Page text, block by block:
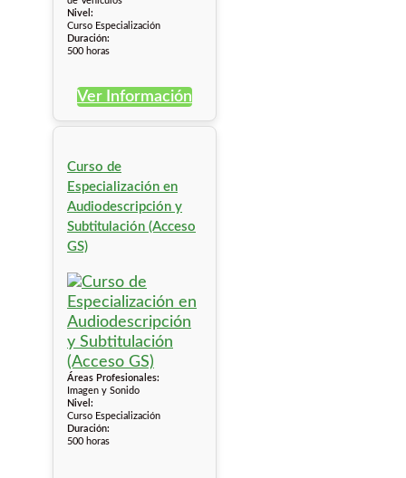
Nivel:
Curso Especialización
Duración:
500 horas
Ver Información
Curso de
Especialización en
Audiodescripción y
Subtitulación (Acceso
GS)
Áreas Profesionales:
Imagen y Sonido
Nivel:
Curso Especialización
Duración:
500 horas